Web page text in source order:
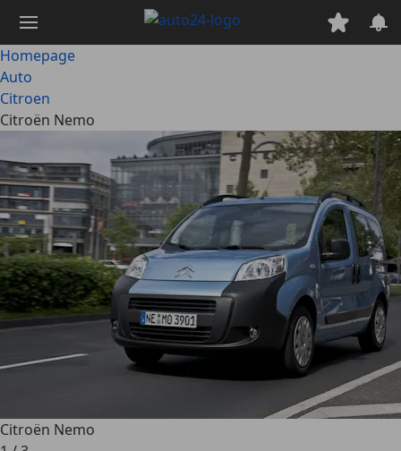
naar
hoofdinhoud
Homepage
Auto
Citroen
Citroën Nemo
Citroën Nemo